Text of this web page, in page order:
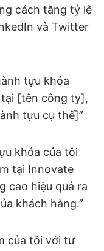
cách tăng tỷ lệ
và Twitter
tựu khóa
[tên công ty],
tựu cụ thể]”
khóa của tôi
tại Innovate
cao hiệu quả ra
khách hàng.”
của tôi với tư